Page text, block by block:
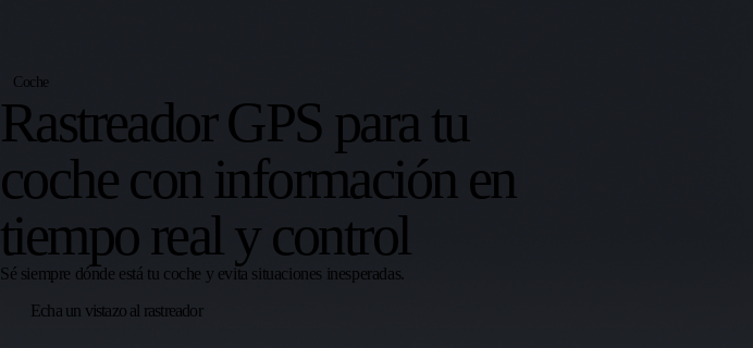
Coche
Rastreador GPS para tu
coche con información en
tiempo real y control
Sé siempre dónde está tu coche y evita situaciones inesperadas.
Echa un vistazo al rastreador